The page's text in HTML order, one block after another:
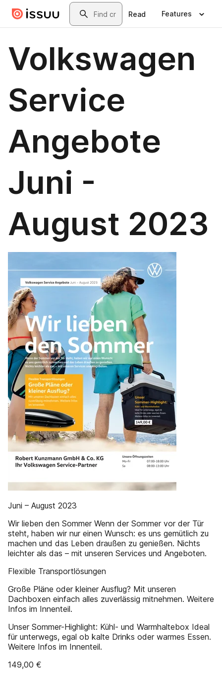
Skip to main contentSearch
Read Features
Volkswagen
Service
Angebote
Juni -
August 2023
Juni – August 2023
Wir lieben den Sommer Wenn der Sommer vor der Tür
steht, haben wir nur einen Wunsch: es uns gemütlich zu
machen und das Leben draußen zu genießen. Nichts
leichter als das – mit unseren Services und Angeboten.
Flexible Transportlösungen
Große Pläne oder kleiner Ausflug? Mit unseren
Dachboxen einfach alles zuverlässig mitnehmen. Weitere
Infos im Innenteil.
Unser Sommer-Highlight: Kühl- und Warmhaltebox Ideal
für unterwegs, egal ob kalte Drinks oder warmes Essen.
Weitere Infos im Innenteil.
149,00 €